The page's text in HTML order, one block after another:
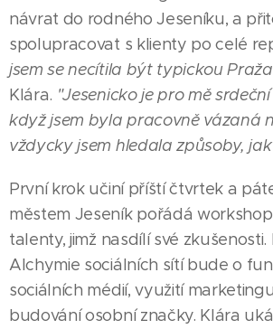
návrat do rodného Jeseníku, a
spolupracovat s klienty po celé
jsem se necítila být typickou
Klára. "Jesenicko je pro mě
když jsem byla pracovně vázaná
vždycky jsem hledala způsoby,
První krok učiní příští čtvrtek a
městem Jeseník pořádá
talenty, jimž nasdílí své zkušenosti.
Alchymie sociálních sítí bude o
sociálních médií, využití
budování osobní značky. Klára